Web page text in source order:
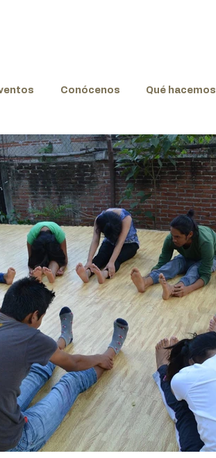
Conócenos Qué hacemos